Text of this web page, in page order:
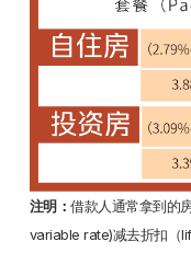
注明：借款人通常拿到的
variable rate)减去折扣（